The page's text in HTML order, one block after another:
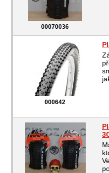
00070036
000642